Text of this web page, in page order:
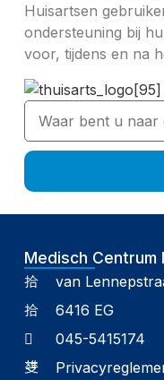
Huisartsen
ondersteuning bij
voor, tijdens en na
Medisch Centrum
van
6416 EG
045-5415174